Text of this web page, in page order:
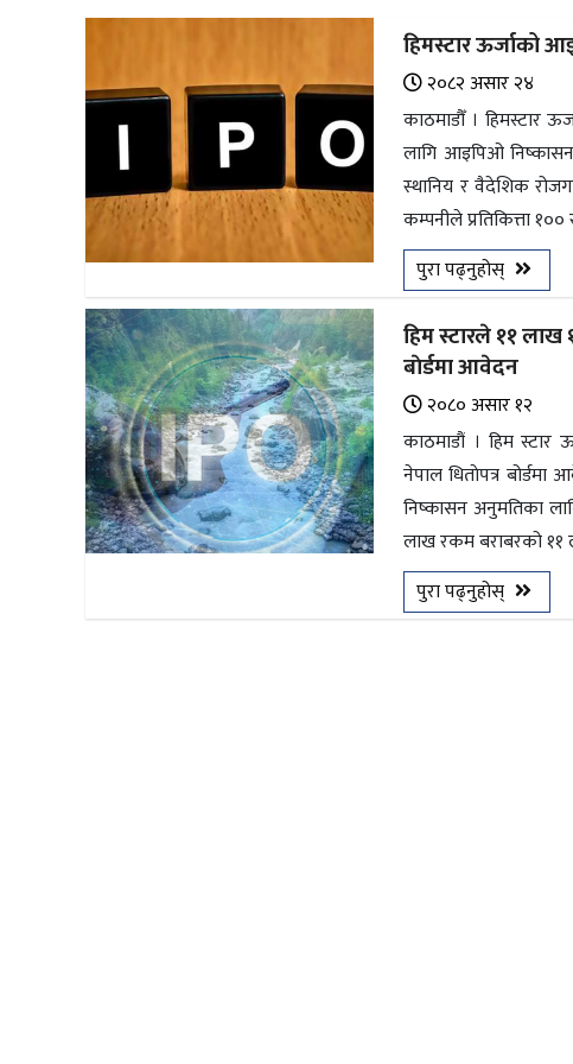
उहिलेकाे
हाइड्रोजन
सम्पादकीय
पर्यटन
हिमस्टार ऊर्जाको
२०८२ असार २४
काठमाडौँ । हिमस्टार
लागि आइपिओ
स्थानिय र वैदेशिक
कम्पनीले प्रतिकित्ता
पुरा पढ्नुहोस्
हिम स्टारले ११ लाख
बाेर्डमा आवेदन
२०८० असार १२
काठमाडौं । हिम स्टार
नेपाल धिताेपत्र
निष्कासन अनुमतिका
लाख रकम बराबरको ११
पुरा पढ्नुहोस्